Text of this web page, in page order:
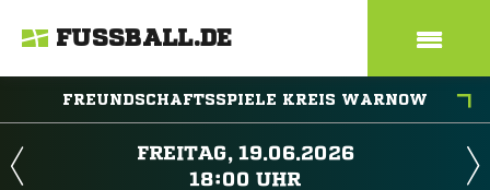
FUSSBALL.DE
FREUNDSCHAFTSSPIELE KREIS WARNOW
 
 